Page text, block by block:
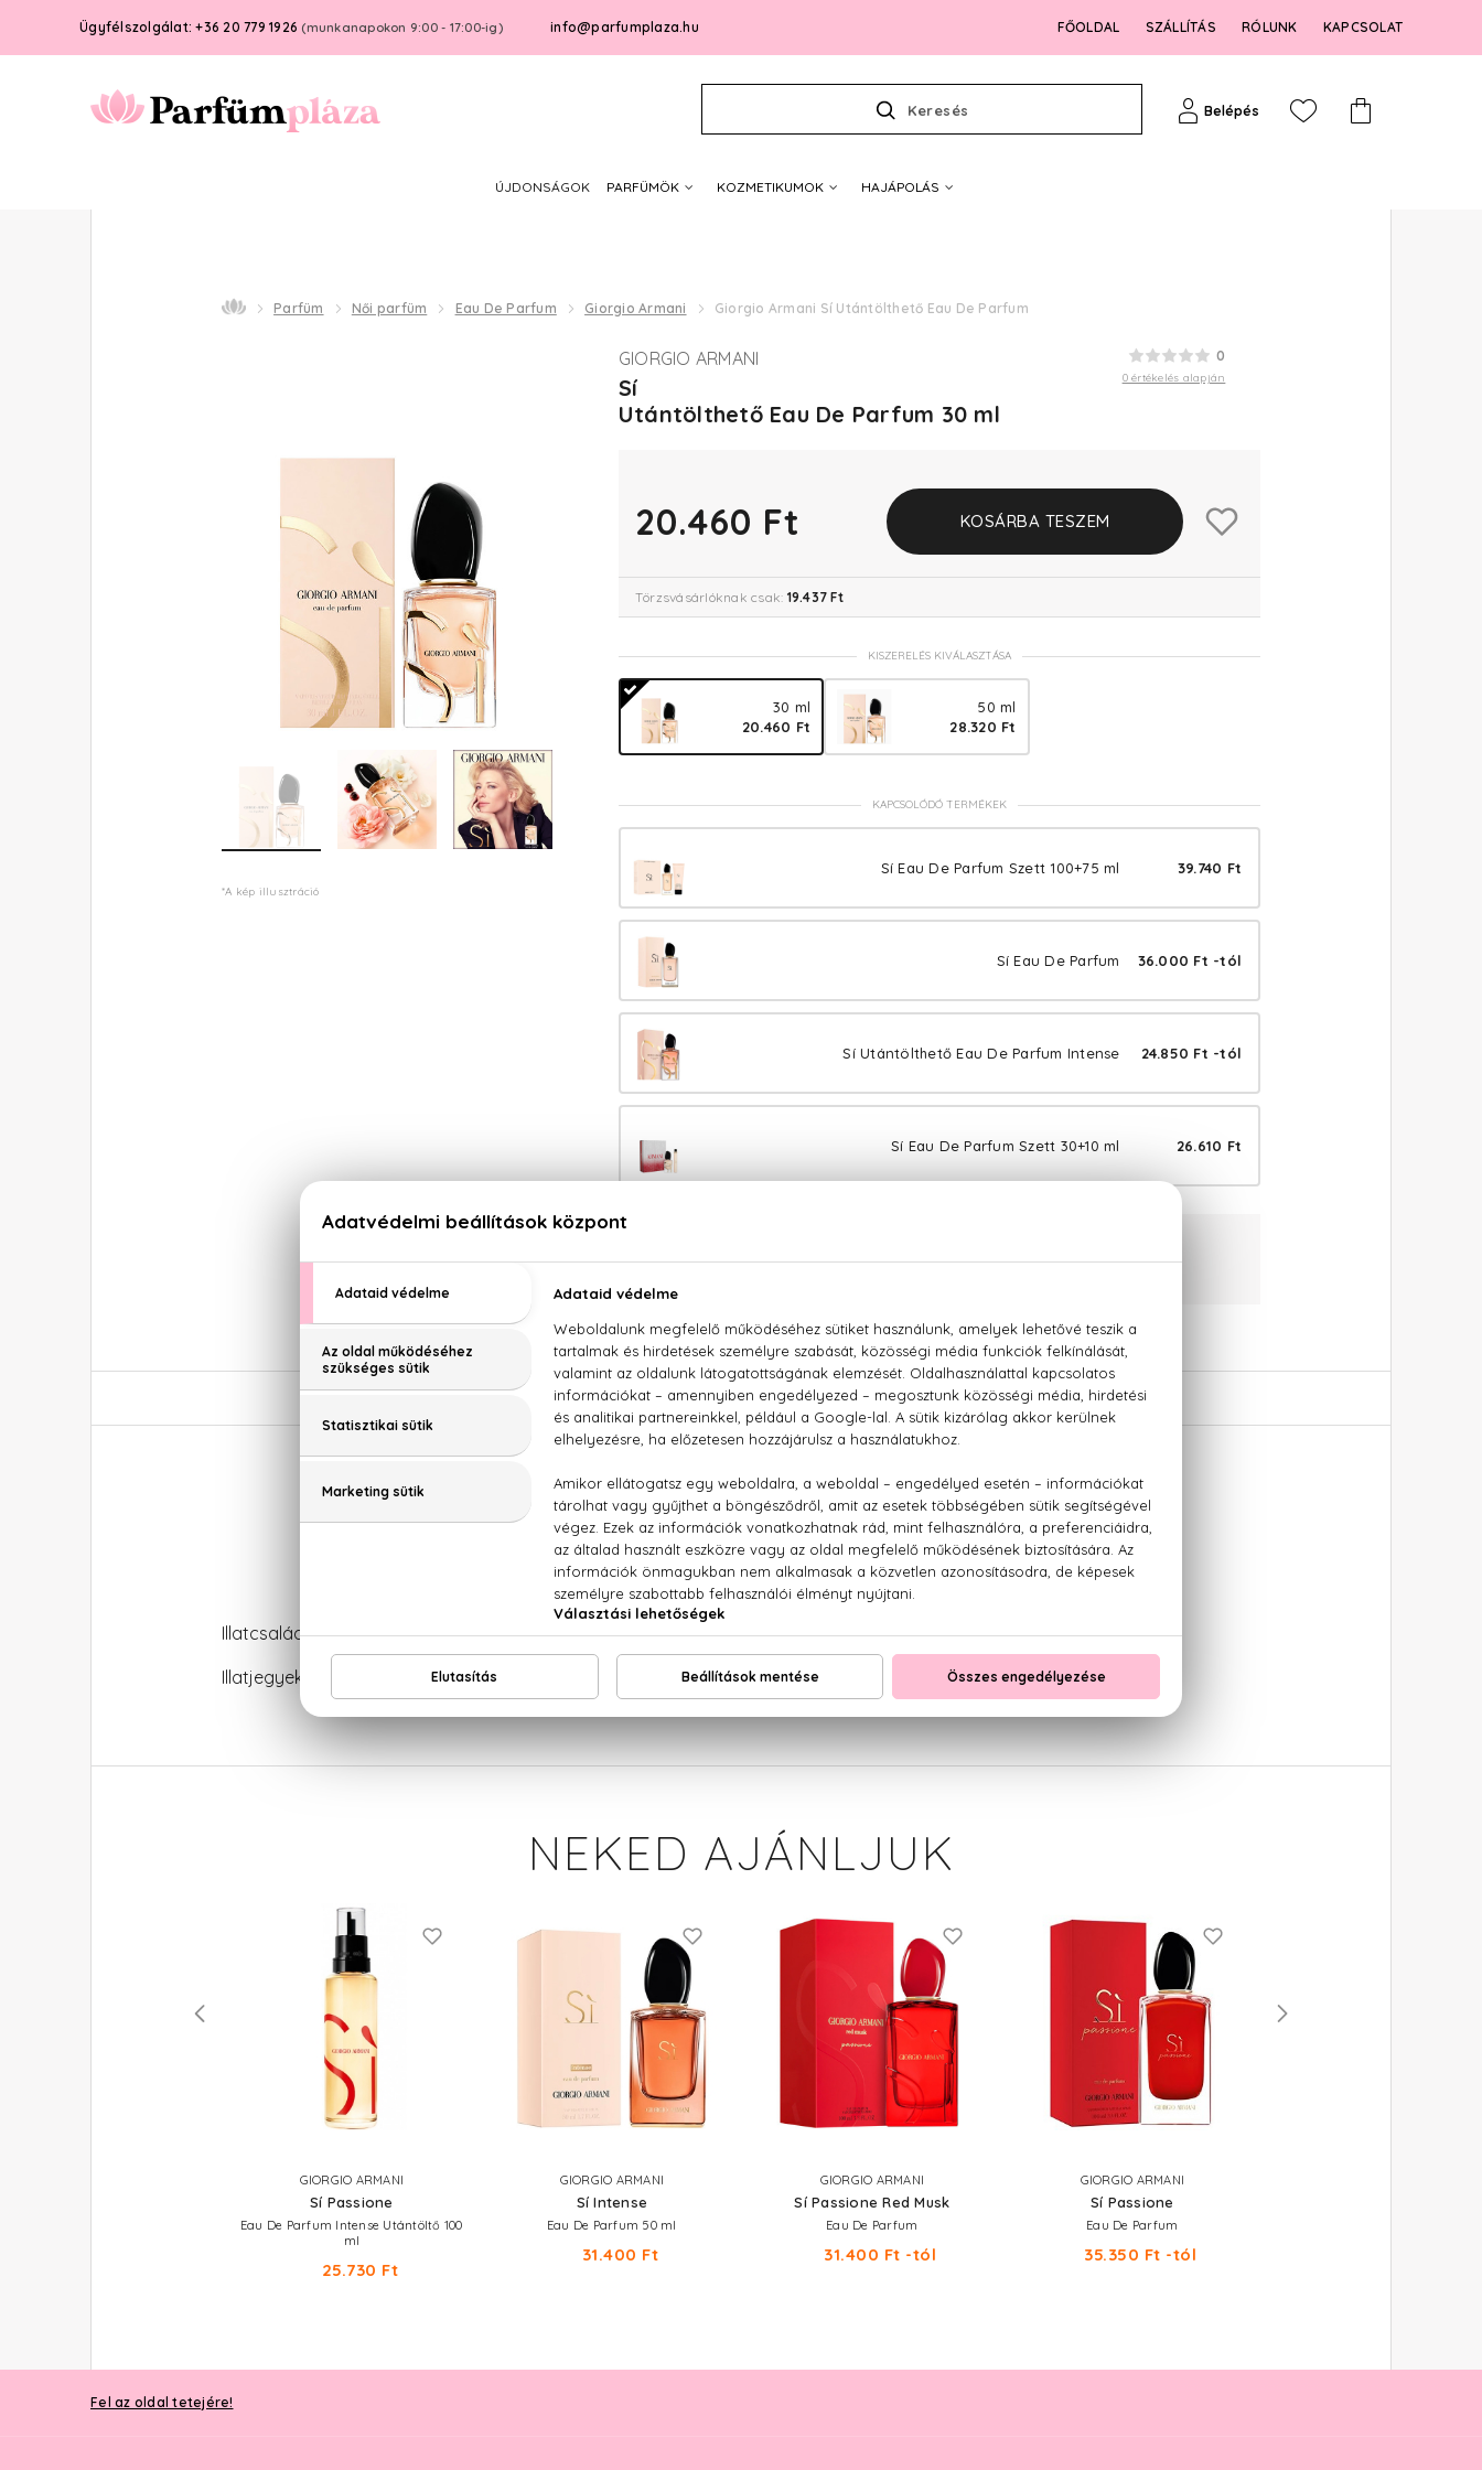
Ügyfélszolgálat: +36 20 779 1926 (munkanapokon 9:00 - 17:00-ig) info@parfumplaza.hu FŐOLDAL SZÁLLÍTÁS RÓLUNK KAPCSOLAT
Keresés Belépés
ÚJDONSÁGOK PARFÜMÖK KOZMETIKUMOK HAJÁPOLÁS
Parfüm Női parfüm Eau De Parfum Giorgio Armani Giorgio Armani Sí Utántölthető Eau De Parfum
*A kép illusztráció
0
0 értékelés alapján
GIORGIO ARMANI
Sí
Utántölthető Eau De Parfum 30 ml
20.460 Ft KOSÁRBA TESZEM
Törzsvásárlóknak csak: 19.437 Ft
KISZERELÉS KIVÁLASZTÁSA
30 ml
20.460 Ft
50 ml
28.320 Ft
KAPCSOLÓDÓ TERMÉKEK
Sí Eau De Parfum Szett 100+75 ml 39.740 Ft
Sí Eau De Parfum 36.000 Ft -tól
Sí Utántölthető Eau De Parfum Intense 24.850 Ft -tól
Sí Eau De Parfum Szett 30+10 ml 26.610 Ft
LEÍRÁS ÉRTÉKELÉSEK (0) SZÁLLÍTÁS
Giorgio Armani Sí Utántölthető Eau De Parfum
Illatcsalád: Ciprus-virágos
Illatjegyek: fekete ribizli, frézia, százlevelű rózsa, ciprus, fehér fás jegyek
NEKED AJÁNLJUK
GIORGIO ARMANI
Sí Passione
Eau De Parfum Intense Utántöltő 100
ml
25.730 Ft
GIORGIO ARMANI
Sí Intense
Eau De Parfum 50 ml
31.400 Ft
GIORGIO ARMANI
Sí Passione Red Musk
Eau De Parfum
31.400 Ft -tól
GIORGIO ARMANI
Sí Passione
Eau De Parfum
35.350 Ft -tól
Fel az oldal tetejére!